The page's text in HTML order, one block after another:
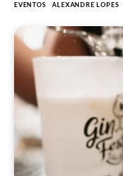
EVENTOS ALEXANDRE LOPES